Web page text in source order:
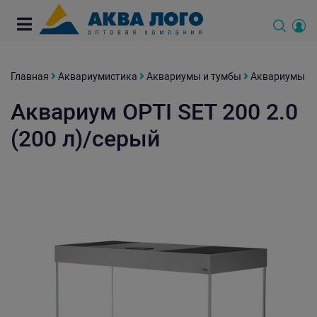
Главная Аквариумистика Аквариумы и тумбы Аквариумы
Аквариум OPTI SET 200 2.0
(200 л)/серый